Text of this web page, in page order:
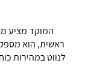
המוקד מציע
ראשית, הוא מספק
לנווט במהירות